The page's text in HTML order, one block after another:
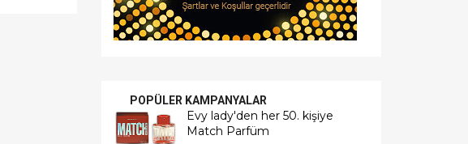
POPÜLER KAMPANYALAR
Evy lady'den her 50. kişiye
Match Parfüm